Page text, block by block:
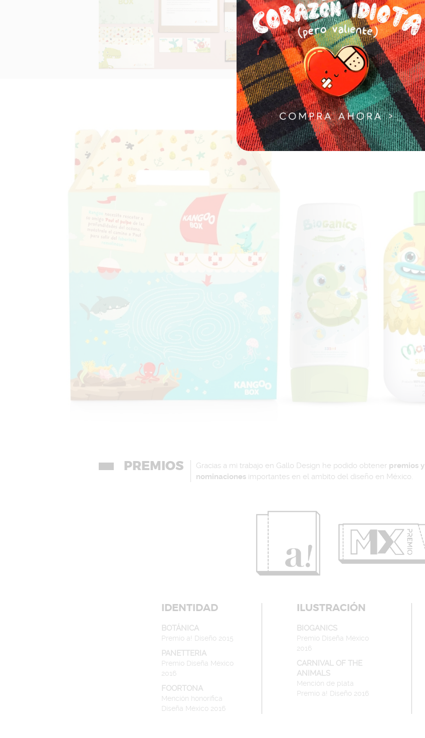
DISEÑO DE
PRODUCTOS
PREMIOS Gracias a mi trabajo en Gallo Design he podido obtener premios y
nominaciones importantes en el ambito del diseño en México.
IDENTIDAD
BOTÁNICA
Premio a! Diseño 2015
PANETTERIA
Premio Diseña México
2016
FOORTONA
Mención honorífica
Diseña México 2016
ILUSTRACIÓN
BIOGANICS
Premio Diseña México
2016
CARNIVAL OF THE
ANIMALS
Mención de plata
Premio a! Diseño 2016